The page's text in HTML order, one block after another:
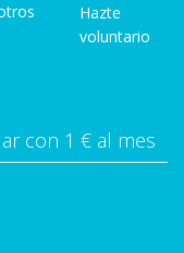
Hazte
voluntario
con 1 € al mes